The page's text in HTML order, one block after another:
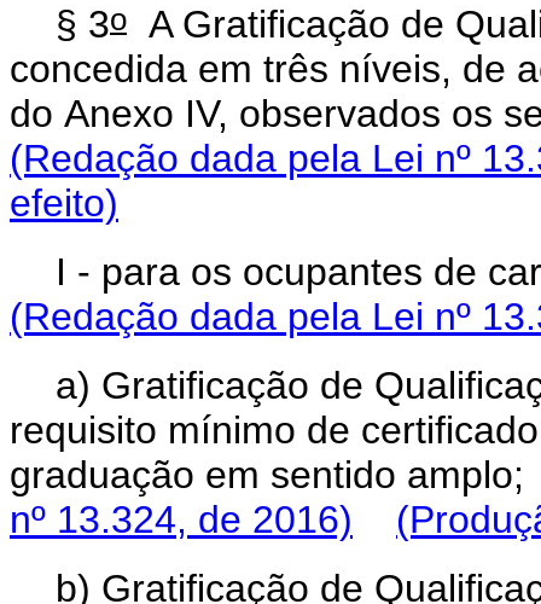
§ 3o A Gratificação de
concedida em três níveis, de
do Anexo IV,
(Redação dada pela Lei nº
efeito)
I - para os ocupantes de
(Redação dada pela Lei nº
a) Gratificação de
requisito mínimo de
graduação em sentido amplo;
nº 13.324, de 2016)
b) Gratificação de